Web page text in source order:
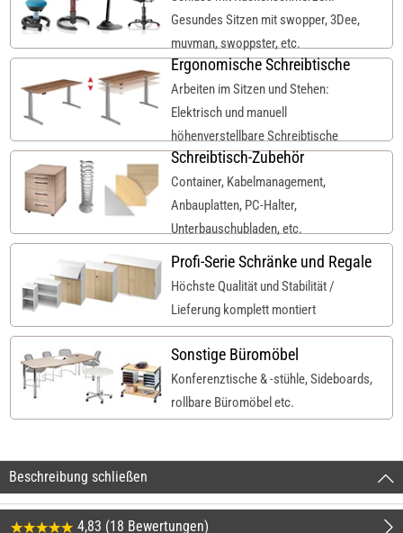
Gesundes Sitzen mit swopper, 3Dee,
muvman, swoppster, etc.
Ergonomische Schreibtische
Arbeiten im Sitzen und Stehen:
Elektrisch und manuell
höhenverstellbare Schreibtische
Schreibtisch-Zubehör
Container, Kabelmanagement,
Anbauplatten, PC-Halter,
Unterbauschubladen, etc.
Profi-Serie Schränke und Regale
Höchste Qualität und Stabilität /
Lieferung komplett montiert
Sonstige Büromöbel
Konferenztische & -stühle, Sideboards,
rollbare Büromöbel etc.
Beschreibung schließen
4,83 (18 Bewertungen)